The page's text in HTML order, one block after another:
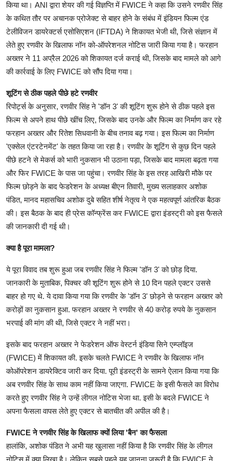
किया था। ANI द्वारा शेयर की गई विज्ञप्ति में FWICE ने कहा कि उसने रणवीर सिंह
के कथित तौर पर अचानक प्रोजेक्ट से बाहर होने के संबंध में इंडियन फिल्म एंड
टेलीविजन डायरेक्टर्स एसोसिएशन (IFTDA) ने शिकायत भेजी थी, जिसे संज्ञान में
लेते हुए रणवीर के खिलाफ नॉन को-ऑपरेशनल नोटिस जारी किया गया है। फरहान
अख्तर ने 11 अप्रैल 2026 को शिकायत दर्ज कराई थी, जिसके बाद मामले को आगे
की कार्रवाई के लिए FWICE को सौंप दिया गया।
शूटिंग से ठीक पहले पीछे हटे रणवीर
रिपोर्ट्स के अनुसार, रणवीर सिंह ने 'डॉन 3' की शूटिंग शुरू होने से ठीक पहले इस
फिल्म से अपने हाथ पीछे खींच लिए, जिसके बाद उनके और फिल्म का निर्माण कर रहे
फरहान अख्तर और रितेश सिधवानी के बीच तनाव बढ़ गया। इस फिल्म का निर्माण
'एक्सेल एंटरटेनमेंट' के तहत किया जा रहा है। रणवीर के शूटिंग से कुछ दिन पहले
पीछे हटने से मेकर्स को भारी नुकसान भी उठाना पड़ा, जिसके बाद मामला बढ़ता गया
और फिर FWICE के पास जा पहुंचा। रणवीर सिंह के इस तरह आखिरी मौके पर
फिल्म छोड़ने के बाद फेडरेशन के अध्यक्ष बीएन तिवारी, मुख्य सलाहकार अशोक
पंडित, मानद महासचिव अशोक दुबे सहित शीर्ष नेतृत्व ने एक महत्वपूर्ण आंतरिक बैठक
की। इस बैठक के बाद ही प्रेस कॉन्फ्रेंस कर FWICE द्वारा इंडस्ट्री को इस फैसले
की जानकारी दी गई थी।
क्या है पूरा मामला?
ये पूरा विवाद तब शुरू हुआ जब रणवीर सिंह ने फिल्म 'डॉन 3' को छोड़ दिया.
जानकारी के मुताबिक, पिक्चर की शूटिंग शुरू होने से 10 दिन पहले एक्टर उससे
बाहर हो गए थे. ये दावा किया गया कि रणवीर के 'डॉन 3' छोड़ने से फरहान अख्तर को
करोड़ों का नुकसान हुआ. फरहान अख्तर ने रणवीर से 40 करोड़ रुपये के नुकसान
भरपाई की मांग की थी, जिसे एक्टर ने नहीं भरा।
इसके बाद फरहान अख्तर ने फेडरेशन ऑफ वेस्टर्न इंडिया सिने एम्प्लॉइज
(FWICE) में शिकायत की. इसके चलते FWICE ने रणवीर के खिलाफ नॉन
कोऑपरेशन डायरेक्टिव जारी कर दिया. पूरी इंडस्ट्री के सामने ऐलान किया गया कि
अब रणवीर सिंह के साथ काम नहीं किया जाएगा. FWICE के इसी फैसले का विरोध
करते हुए रणवीर सिंह ने उन्हें लीगल नोटिस भेजा था. इसी के बदले FWICE ने
अपना फैसला वापस लेते हुए एक्टर से बातचीत की अपील की है।
FWICE ने रणवीर सिंह के ख‍िलाफ क्‍यों लिया 'बैन' का फैसला
हालांकि, अशोक पंडित ने अभी यह खुलासा नहीं किया है कि रणवीर सिंह के लीगल